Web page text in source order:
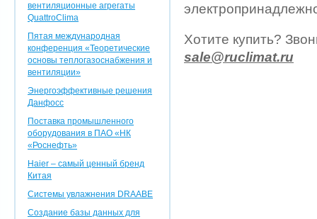
вентиляционные агрегаты
QuattroClima
Пятая международная
конференция «Теоретические
основы теплогазоснабжения и
вентиляции»
Энергоэффективные решения
Данфосс
Поставка промышленного
оборудования в ПАО «НК
«Роснефть»
Haier – самый ценный бренд
Китая
Системы увлажнения DRAABE
Создание базы данных для
Хотите купить?
sale@ruclimat.ru